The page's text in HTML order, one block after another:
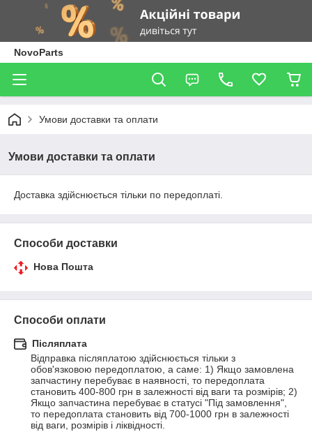
NovoParts
Умови доставки та оплати
Умови доставки та оплати
Доставка здійснюється тільки по передоплаті.
Способи доставки
Нова Пошта
Способи оплати
Післяплата
Відправка післяплатою здійснюється тільки з
обов'язковою передоплатою, а саме: 1) Якщо замовлена
запчастину перебуває в наявності, то передоплата
становить 400-800 грн в залежності від ваги та розмірів; 2)
Якщо запчастина перебуває в статусі "Під замовлення",
то передоплата становить від 700-1000 грн в залежності
від ваги, розмірів і ліквідності.